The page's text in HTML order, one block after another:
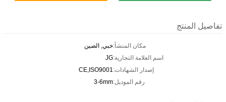
تفاصيل المنتج
مكان المنشأ:خبي, الصين
اسم العلامة التجارية:JG
إصدار الشهادات:CE,ISO9001
رقم الموديل:3-6mm